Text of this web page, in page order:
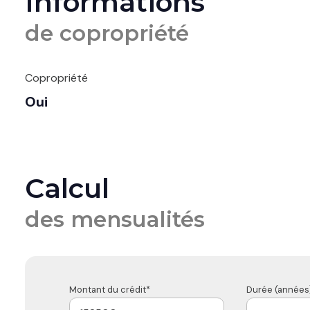
de copropriété
Copropriété
Oui
Calcul
des mensualités
Montant du crédit* Durée